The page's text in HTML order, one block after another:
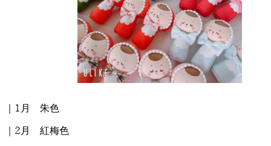
｜1月 朱色
｜2月 紅梅色